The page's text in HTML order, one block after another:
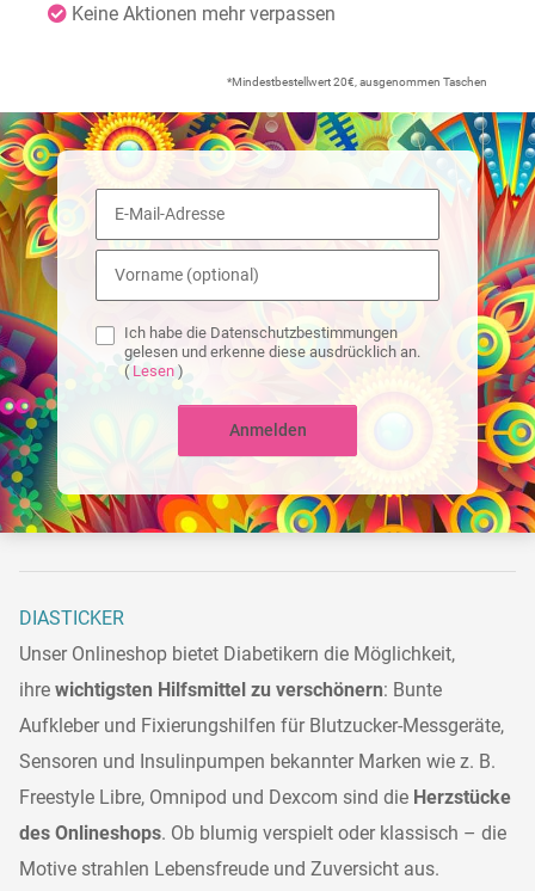
Ich habe die Datenschutzbestimmungen
gelesen und erkenne diese ausdrücklich an.
( Lesen )
Anmelden
Keine Aktionen mehr verpassen
*Mindestbestellwert 20€, ausgenommen Taschen
DIASTICKER
Unser Onlineshop bietet Diabetikern die Möglichkeit,
ihre wichtigsten Hilfsmittel zu verschönern: Bunte
Aufkleber und Fixierungshilfen für Blutzucker-Messgeräte,
Sensoren und Insulinpumpen bekannter Marken wie z. B.
Freestyle Libre, Omnipod und Dexcom sind die Herzstücke
des Onlineshops. Ob blumig verspielt oder klassisch – die
Motive strahlen Lebensfreude und Zuversicht aus.